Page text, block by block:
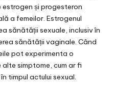
estrogen și progesteron
a femeilor. Estrogenul
sănătății sexuale, inclusiv în
sănătății vaginale. Când
pot experimenta o
alte simptome, cum ar fi
timpul actului sexual.